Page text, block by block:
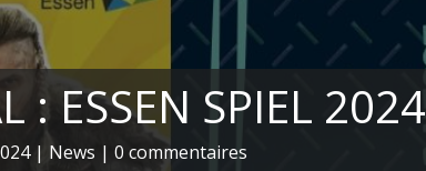
: ESSEN SPIEL 2024
| News | 0 commentaires